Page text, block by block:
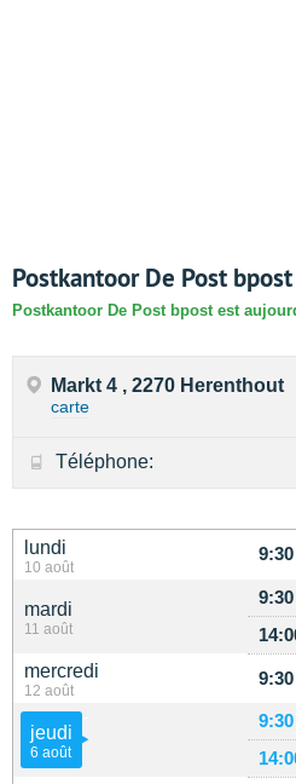
Postkantoor De Post bpost
Postkantoor De Post bpost est
lundi
10 août
mardi
11 août
mercredi
12 août
jeudi
6 août
Markt 4 , 2270 Herenthout
carte
Téléphone: